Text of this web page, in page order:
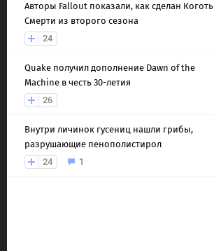
Авторы Fallout показали, как сделан Коготь
Смерти из второго сезона
24
Quake получил дополнение Dawn of the
Machine в честь 30-летия
26
Внутри личинок гусениц нашли грибы,
разрушающие пенополистирол
24
1